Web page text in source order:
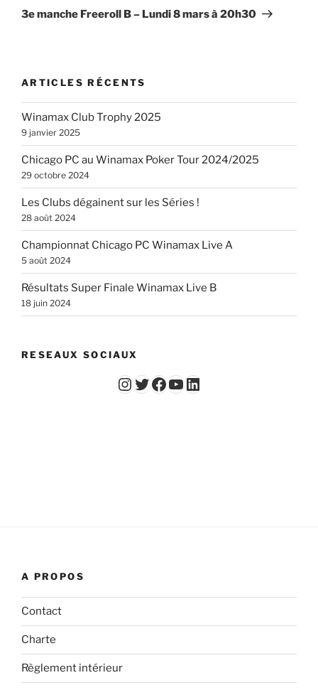
suivant
3e manche Freeroll B – Lundi 8 mars à 20h30
ARTICLES RÉCENTS
Winamax Club Trophy 2025
9 janvier 2025
Chicago PC au Winamax Poker Tour 2024/2025
29 octobre 2024
Les Clubs dégainent sur les Séries !
28 août 2024
Championnat Chicago PC Winamax Live A
5 août 2024
Résultats Super Finale Winamax Live B
18 juin 2024
RESEAUX SOCIAUX
Instagram
Twitter
Facebook
YouTube - Vidéos du Chicago Poker ClubLinkedIn
A PROPOS
Contact
Charte
Règlement intérieur